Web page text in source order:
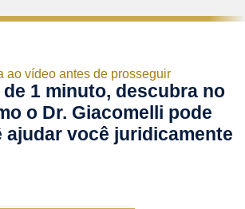
ao vídeo antes de prosseguir
de 1 minuto, descubra no
o Dr. Giacomelli pode
ajudar você juridicamente